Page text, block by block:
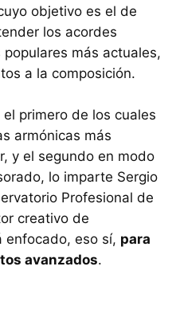
objetivo es el de
los acordes
más actuales,
a la composición.
primero de los cuales
armónicas más
y el segundo en modo
lo imparte Sergio
Profesional de
creativo de
enfocado, eso sí, para
avanzados.